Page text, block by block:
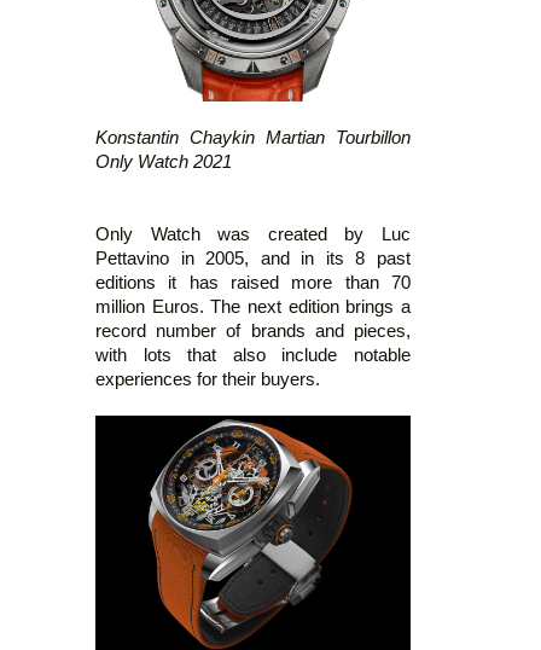
Konstantin Chaykin Martian Tourbillon
Only Watch 2021
Only Watch was created by Luc
Pettavino in 2005, and in its 8 past
editions it has raised more than 70
million Euros. The next edition brings a
record number of brands and pieces,
with lots that also include notable
experiences for their buyers.